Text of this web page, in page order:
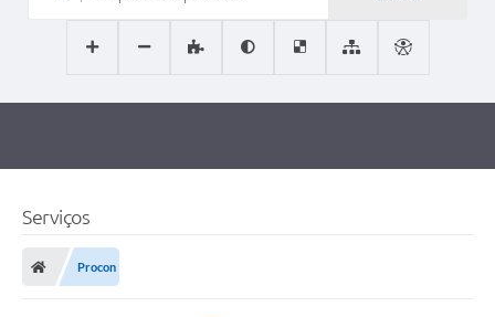
Serviços
Procon